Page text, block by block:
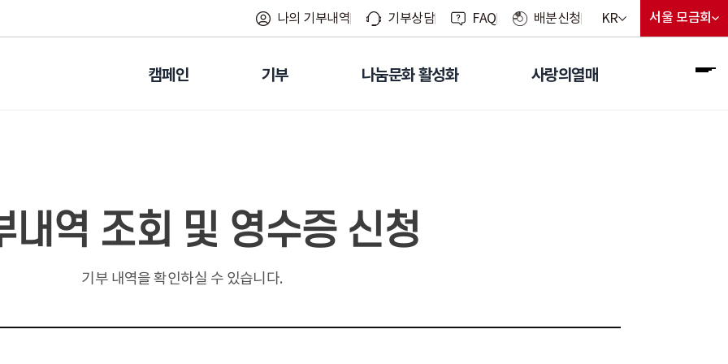
나의 기부내역 기부상담 FAQ 배분신청 언어 선택 메뉴 열기
현재 선택된 언어
KR 지회 선
현재 선
서울 모금회
캠페인 기부 나눔문화 활성화 사랑의열매
내역 조회 및 영수증 신청
기부 내역을 확인하실 수 있습니다.